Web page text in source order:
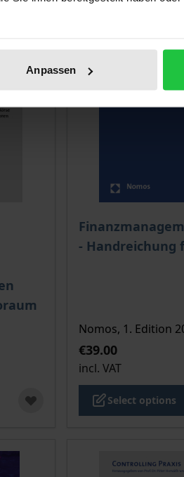
Anpassen
chosen on the product page
- Handreichung
The price depends
Nomos, 1. Edition
€39.00
incl. VAT
Select options